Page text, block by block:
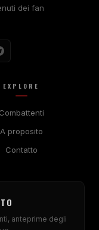
dei fan
EXPLORE
Combattenti
A proposito
Contatto
anteprime degli